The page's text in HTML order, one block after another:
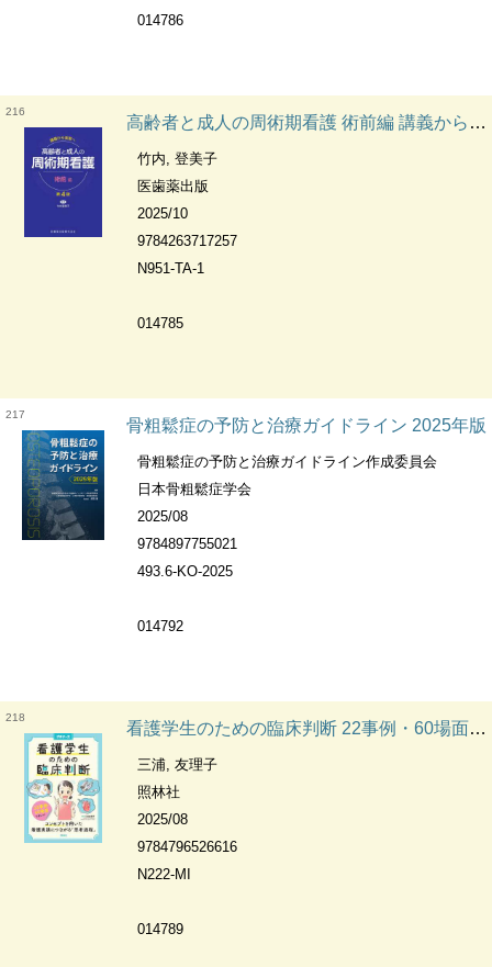
014786
216
高齢者と成人の周術期看護 術前編 講義から実習へ
竹内, 登美子
医歯薬出版
2025/10
9784263717257
N951-TA-1
014785
217
骨粗鬆症の予防と治療ガイドライン 2025年版
骨粗鬆症の予防と治療ガイドライン作成委員会
日本骨粗鬆症学会
2025/08
9784897755021
493.6-KO-2025
014792
218
看護学生のための臨床判断 22事例・60場面で身につく : コンセプトを用いた看護実践につながる「思考過程」 プチナース
三浦, 友理子
照林社
2025/08
9784796526616
N222-MI
014789